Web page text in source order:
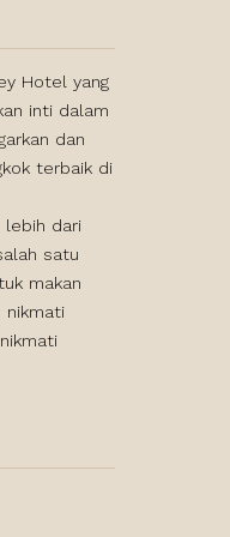
Hotel yang
inti dalam
dan
terbaik di
lebih dari
satu
makan
nikmati